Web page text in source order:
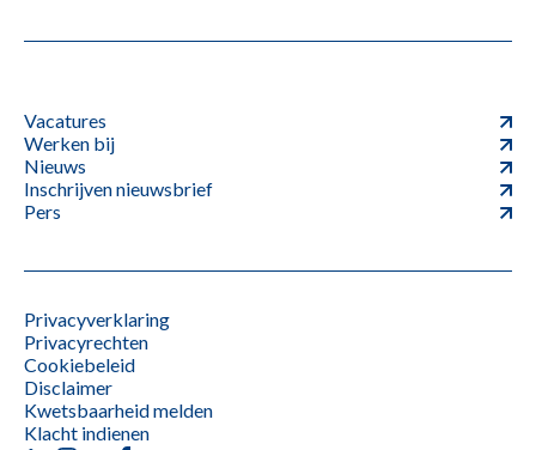
Vacatures
Werken bij
Nieuws
Inschrijven nieuwsbrief
Pers
Privacyverklaring
Privacyrechten
Cookiebeleid
Disclaimer
Kwetsbaarheid melden
Klacht indienen